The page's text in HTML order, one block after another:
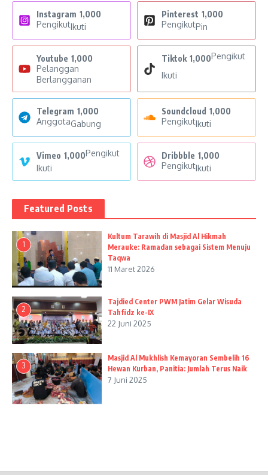
Instagram 1,000
PengikutIkuti
Pinterest 1,000
PengikutPin
Youtube 1,000
Pelanggan
Berlangganan
Tiktok 1,000Pengikut
Ikuti
Telegram 1,000
AnggotaGabung
Soundcloud 1,000
PengikutIkuti
Vimeo 1,000Pengikut
Ikuti
Dribbble 1,000
PengikutIkuti
Featured Posts
1
Kultum Tarawih di Masjid Al Hikmah
Merauke: Ramadan sebagai Sistem Menuju
Taqwa
11 Maret 2026
2
Tajdied Center PWM Jatim Gelar Wisuda
Tahfidz ke-IX
22 Juni 2025
3
Masjid Al Mukhlish Kemayoran Sembelih 16
Hewan Kurban, Panitia: Jumlah Terus Naik
7 Juni 2025